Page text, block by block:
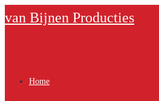
naar
van Bijnen Producties
Home